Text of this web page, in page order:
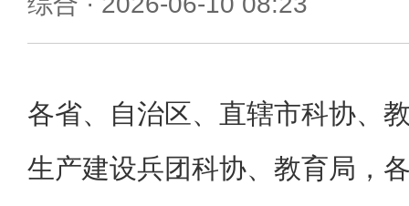
各省、自治区、直辖市科协、
生产建设兵团科协、教育局，